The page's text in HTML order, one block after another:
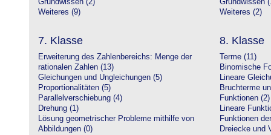
Grundwissen (2)
Weiteres (9)
Grundwissen
Weiteres (2)
7. Klasse
Erweiterung des Zahlenbereichs: Menge der
rationalen Zahlen (13)
Gleichungen und Ungleichungen (5)
Proportionalitäten (5)
Parallelverschiebung (4)
Drehung (1)
Lösung geometrischer Probleme mithilfe von
Abbildungen (0)
8. Klasse
Terme (11)
Binomische
Lineare
Bruchterme
Funktionen (2)
Lineare
Funktionen
Dreiecke und